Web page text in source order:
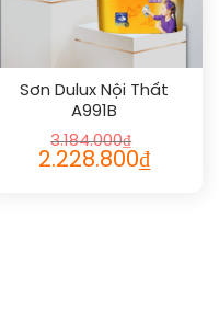
Sơn Dulux Nội Thất
A991B
3.184.000₫
2.228.800₫